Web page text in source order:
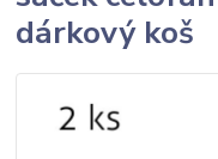
dárkový koš